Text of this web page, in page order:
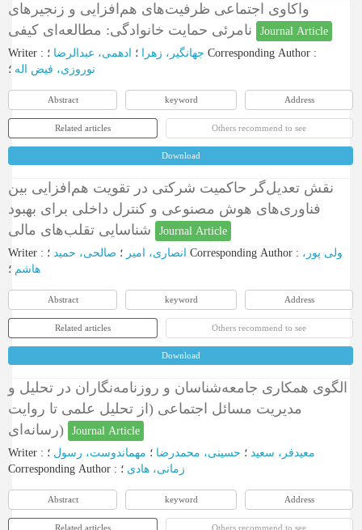
واکاوی اجتماعی ظرفیت‌های هم‌افزایی و زنجیرهای
Journal Article
Writer : جهانگیر، زهرا ؛ ادهمی، عبدالرضا Corresponding Author :
نوروزی، فیض ‌اله ؛
Abstract keyword Address
Related articles Others recommend to see
Download
نقش تعدیل‌گر حاکمیت شرکتی در تقویت هم‌افزایی بین
فناوری‌های هوش مصنوعی و کنترل داخلی برای بهبود
Journal Article
Writer : انصاری، امیر ؛ صالحی، حمید Corresponding Author : ولی پور،
هاشم ؛
Abstract keyword Address
Related articles Others recommend to see
Download
الگوی همکاری جامعه‌شناسان و روزنامه‌نگاران در تحلیل و
مدیریت مسائل اجتماعی (از تحلیل علمی تا روایت
رسانه‌ای)
Journal Article
Writer : معیدفر، سعید ؛ حسینی، محمدرضا ؛ مهماندوست، رسول ؛
Corresponding Author : زمانی، هادی ؛
Abstract keyword Address
Related articles Others recommend to see